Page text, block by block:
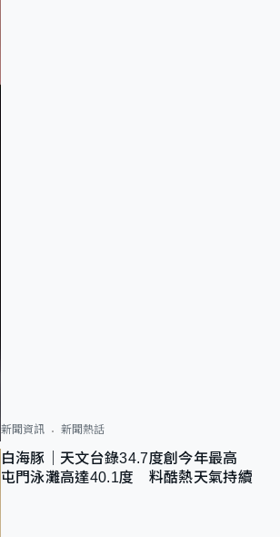
新聞資訊 新聞熱話
白海豚｜天文台錄34.7度創今年最高
屯門泳灘高達40.1度 料酷熱天氣持續